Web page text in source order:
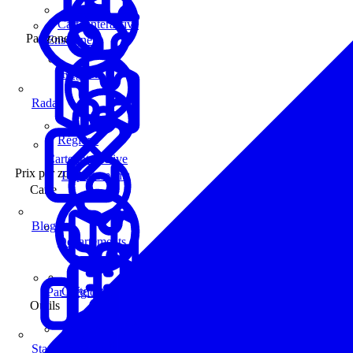
Enseignes
Carte interactive
Prix par zone
Par Région
Régions
Départements
Carte
Carte interactive
Outils
Carte interactive
Par zone
Régions
Départements
Radar
Blog
Statistiques